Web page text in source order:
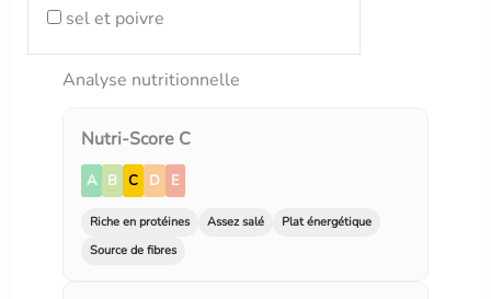
sel et poivre
Analyse nutritionnelle
Nutri-Score C
A B C D E
Riche en protéines Assez salé
Plat énergétique
Source de fibres